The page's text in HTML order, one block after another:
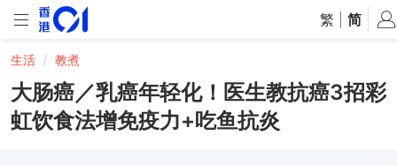
繁 简
生活 教煮
大肠癌／乳癌年轻化！医生教抗癌3招彩
虹饮食法增免疫力+吃鱼抗炎